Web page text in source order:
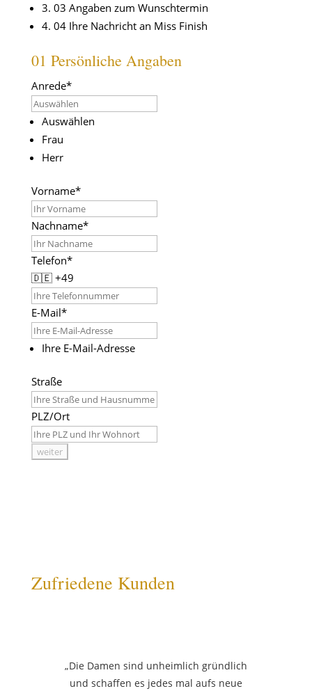
3. 03 Angaben zum Wunschtermin
4. 04 Ihre Nachricht an Miss Finish
Spam
skip
this
field
01 Persönliche Angaben
Anrede*
Auswählen
Frau
Herr
Vorname*
Nachname*
Telefon*
🇩🇪 +49
E-Mail*
Ihre E-Mail-Adresse
Straße
PLZ/Ort
Zufriedene Kunden
„Die Damen sind unheimlich gründlich
und schaffen es jedes mal aufs neue